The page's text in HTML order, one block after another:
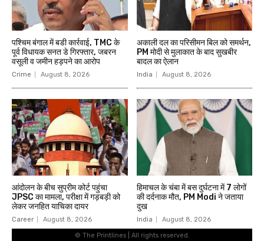
© The Printlines | All rights reserved.